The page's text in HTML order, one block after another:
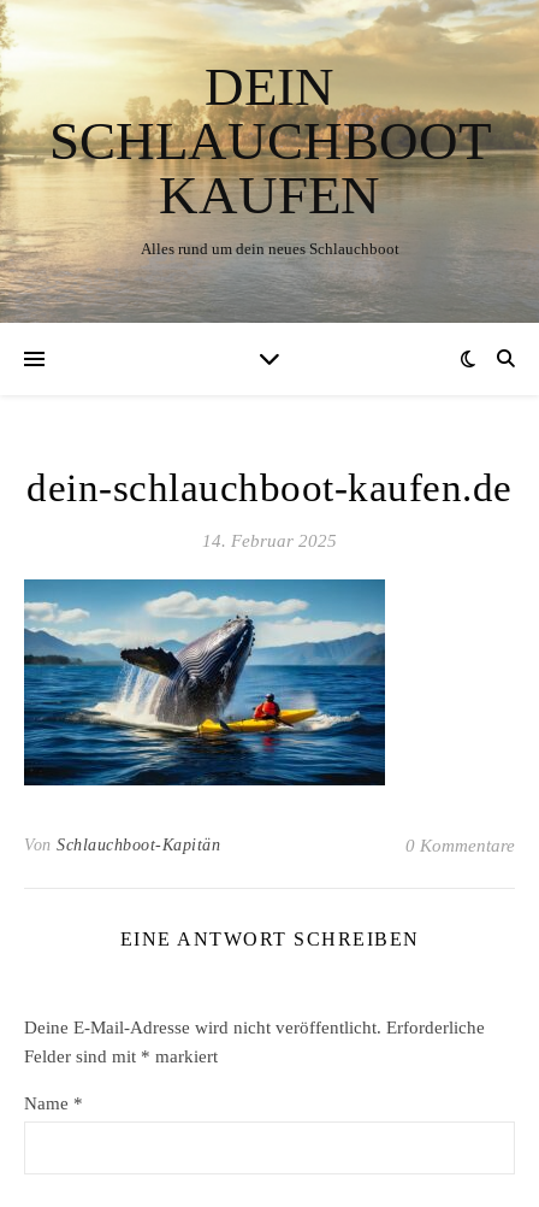
DEIN
SCHLAUCHBOOT
KAUFEN
Alles rund um dein neues Schlauchboot
dein-schlauchboot-kaufen.de
14. Februar 2025
Von Schlauchboot-Kapitän 0 Kommentare
EINE ANTWORT SCHREIBEN
Deine E-Mail-Adresse wird nicht veröffentlicht. Erforderliche
Felder sind mit * markiert
Name *